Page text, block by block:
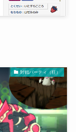
対戦パーティ（狂）